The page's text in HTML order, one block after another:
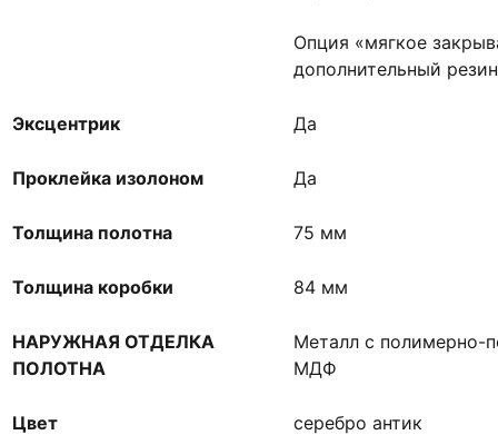
Опция «мягкое
дополнительный
Эксцентрик Да
Проклейка изолоном Да
Толщина полотна 75 мм
Толщина коробки 84 мм
НАРУЖНАЯ ОТДЕЛКА
ПОЛОТНА
Металл с
МДФ
Цвет серебро антик